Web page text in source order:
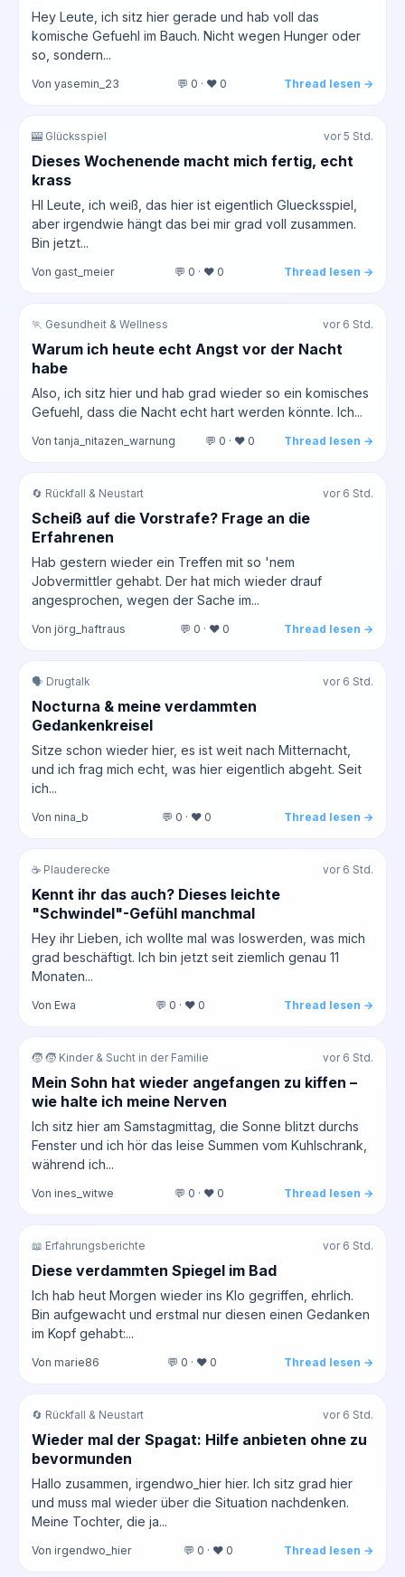
Hey Leute, ich sitz hier gerade und hab voll das
komische Gefuehl im Bauch. Nicht wegen Hunger oder
so, sondern...
Von yasemin_23 💬 0 · ❤️ 0 Thread lesen →
🎰 Glücksspiel vor 5 Std.
Dieses Wochenende macht mich fertig, echt
krass
HI Leute, ich weiß, das hier ist eigentlich Gluecksspiel,
aber irgendwie hängt das bei mir grad voll zusammen.
Bin jetzt...
Von gast_meier 💬 0 · ❤️ 0 Thread lesen →
🏃 Gesundheit & Wellness vor 6 Std.
Warum ich heute echt Angst vor der Nacht
habe
Also, ich sitz hier und hab grad wieder so ein komisches
Gefuehl, dass die Nacht echt hart werden könnte. Ich...
Von tanja_nitazen_warnung 💬 0 · ❤️ 0 Thread lesen →
🔄 Rückfall & Neustart vor 6 Std.
Scheiß auf die Vorstrafe? Frage an die
Erfahrenen
Hab gestern wieder ein Treffen mit so 'nem
Jobvermittler gehabt. Der hat mich wieder drauf
angesprochen, wegen der Sache im...
Von jörg_haftraus 💬 0 · ❤️ 0 Thread lesen →
🗣️ Drugtalk vor 6 Std.
Nocturna & meine verdammten
Gedankenkreisel
Sitze schon wieder hier, es ist weit nach Mitternacht,
und ich frag mich echt, was hier eigentlich abgeht. Seit
ich...
Von nina_b 💬 0 · ❤️ 0 Thread lesen →
☕ Plauderecke vor 6 Std.
Kennt ihr das auch? Dieses leichte
"Schwindel"-Gefühl manchmal
Hey ihr Lieben, ich wollte mal was loswerden, was mich
grad beschäftigt. Ich bin jetzt seit ziemlich genau 11
Monaten...
Von Ewa 💬 0 · ❤️ 0 Thread lesen →
🧒 🧒 Kinder & Sucht in der Familie vor 6 Std.
Mein Sohn hat wieder angefangen zu kiffen –
wie halte ich meine Nerven
Ich sitz hier am Samstagmittag, die Sonne blitzt durchs
Fenster und ich hör das leise Summen vom Kuhlschrank,
während ich...
Von ines_witwe 💬 0 · ❤️ 0 Thread lesen →
📖 Erfahrungsberichte vor 6 Std.
Diese verdammten Spiegel im Bad
Ich hab heut Morgen wieder ins Klo gegriffen, ehrlich.
Bin aufgewacht und erstmal nur diesen einen Gedanken
im Kopf gehabt:...
Von marie86 💬 0 · ❤️ 0 Thread lesen →
🔄 Rückfall & Neustart vor 6 Std.
Wieder mal der Spagat: Hilfe anbieten ohne zu
bevormunden
Hallo zusammen, irgendwo_hier hier. Ich sitz grad hier
und muss mal wieder über die Situation nachdenken.
Meine Tochter, die ja...
Von irgendwo_hier 💬 0 · ❤️ 0 Thread lesen →